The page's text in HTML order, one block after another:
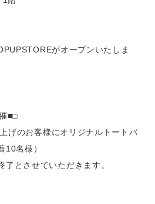
がオープンいたしま
■□
げのお客様にオリジナルトートバ
10名様）
とさせていただきます。